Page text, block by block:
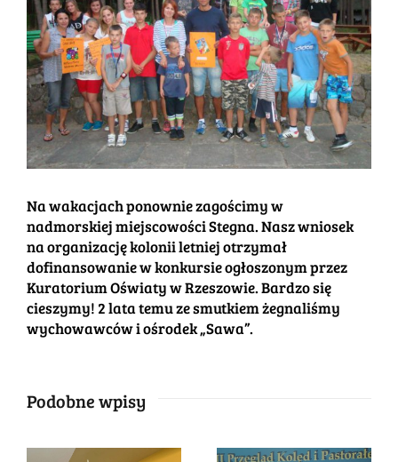
Na wakacjach ponownie zagościmy w
nadmorskiej miejscowości Stegna. Nasz wniosek
na organizację kolonii letniej otrzymał
dofinansowanie w konkursie ogłoszonym przez
Kuratorium Oświaty w Rzeszowie. Bardzo się
cieszymy! 2 lata temu ze smutkiem żegnaliśmy
wychowawców i ośrodek „Sawa”.
Podobne wpisy